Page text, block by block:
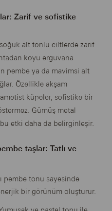
Zarif ve sofistike
alt tonlu ciltlerde zarif
koyu erguvana
pembe ya da mavimsi alt
Özellikle akşam
küpeler, sofistike bir
Gümüş metal
etki daha da belirginleşir.
taşlar: Tatlı ve
pembe tonu sayesinde
bir görünüm oluşturur.